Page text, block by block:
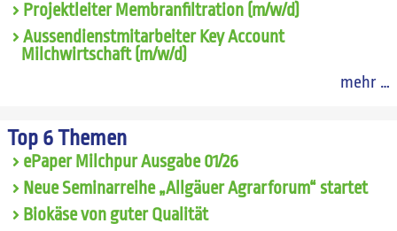
Projektleiter Membranfiltration (m/w/d)
Aussendienstmitarbeiter Key Account
Milchwirtschaft (m/w/d)
mehr …
Top 6 Themen
ePaper Milchpur Ausgabe 01/26
Neue Seminarreihe „Allgäuer Agrarforum“ startet
Biokäse von guter Qualität